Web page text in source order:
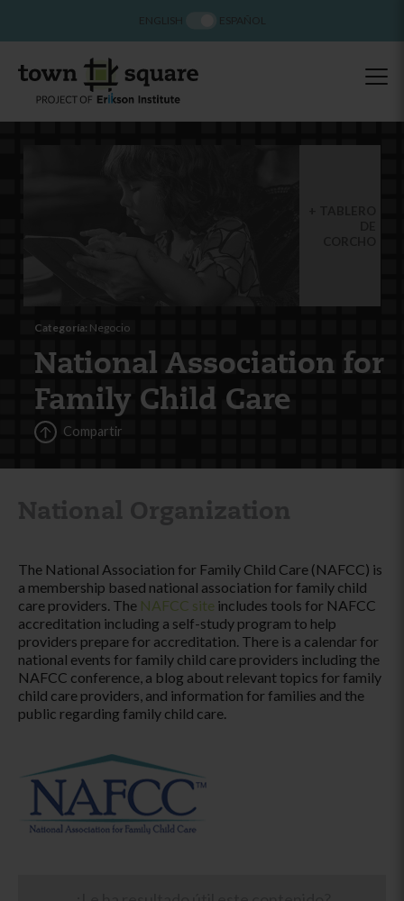
Categoría: Negocio
National Association for
Family Child Care
Compartir
The National Association for Family Child Care (NAFCC) is
a membership based national association for family child
care providers. The NAFCC site includes tools for NAFCC
accreditation including a self-study program to help
providers prepare for accreditation. There is a calendar for
national events for family child care providers including the
NAFCC conference, a blog about relevant topics for family
child care providers, and information for families and the
public regarding family child care.